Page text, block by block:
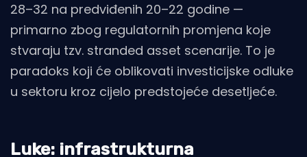
28–32 na predviđenih 20–22 godine —
primarno zbog regulatornih promjena koje
stvaraju tzv. stranded asset scenarije. To je
paradoks koji će oblikovati investicijske odluke
u sektoru kroz cijelo predstojeće desetljeće.
Luke: infrastrukturna